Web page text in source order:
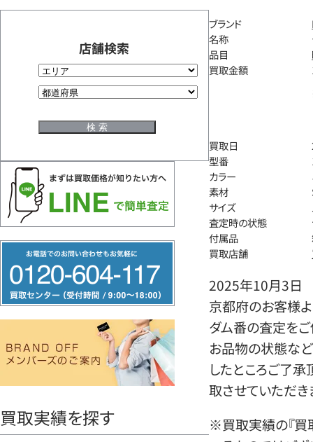
店舗検索
リ
ー
ヤ
買取実績を探す
ブランド
名称
品目
買取金額
買取日
型番
カラー
素材
サイズ
査定時の状態
付属品
買取店舗
2025年10月3日
京都府のお客様
ダム番の査定をご
お品物の状態など
したところご了
取させていただき
※買取実績の『買